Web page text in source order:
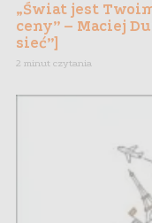
„Świat jest
ceny” – Maciej
sieć”]
2 minut czytania